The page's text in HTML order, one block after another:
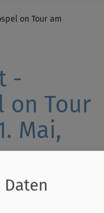
on Tour am
-
on Tour
Mai,